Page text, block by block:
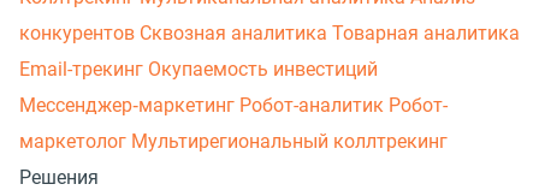
конкурентов Сквозная аналитика Товарная аналитика
Email-трекинг Окупаемость инвестиций
Мессенджер‑маркетинг Робот-аналитик Робот-
маркетолог Мультирегиональный коллтрекинг
Решения